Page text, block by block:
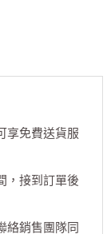
享免費送貨服
，接到訂單後
絡銷售團隊同